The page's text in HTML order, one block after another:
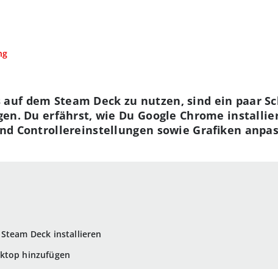
Deck installieren
hinzufügen
auf dem Steam Deck zu nutzen, sind ein paar
Du erfährst, wie Du Google Chrome
Controllereinstellungen sowie Grafiken